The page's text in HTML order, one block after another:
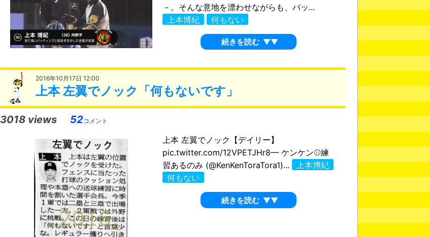
－。そんな意地を漂わせながらも、バッ...
上本博紀
何もない
続きを読む ▼▼
2016年10月17日 12:00
上本 左翼でノック「何もないです」
3018 views 52コメント
上本 左翼でノック【デイリー】
pic.twitter.com/12VPETJHr8— ケンケン⚾練
習あるのみ (@KenKenToraTora1)...
上本博紀
何もない
続きを読む ▼▼